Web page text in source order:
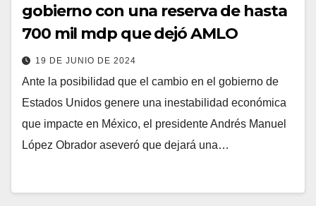
gobierno con una reserva de hasta
700 mil mdp que dejó AMLO
19 DE JUNIO DE 2024
Ante la posibilidad que el cambio en el gobierno de
Estados Unidos genere una inestabilidad económica
que impacte en México, el presidente Andrés Manuel
López Obrador aseveró que dejará una…